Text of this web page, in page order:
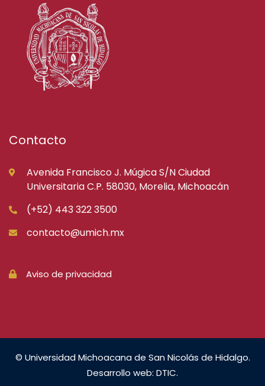
Contacto
Avenida Francisco J. Múgica S/N Ciudad
Universitaria C.P. 58030, Morelia, Michoacán
(+52) 443 322 3500
contacto@umich.mx
Aviso de privacidad
© Universidad Michoacana de San Nicolás de Hidalgo.
Desarrollo web: DTIC.